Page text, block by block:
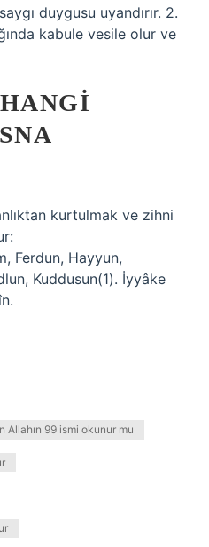
duygusu uyandırır. 2.
kabule vesile olur ve
kurtulmak ve zihni
Ferdun, Hayyun,
Kuddusun(1). İyyâke
Allahın 99 ismi okunur mu